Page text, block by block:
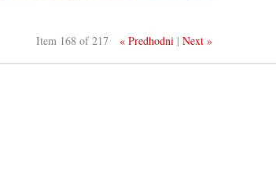
Item 168 of 217 « Predhodni |Next »